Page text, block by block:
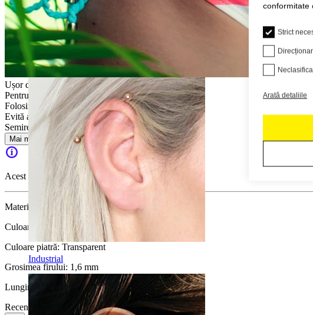
Daith
Industrial
Ușor de utilizat
Pentru majoritatea tipurilor de piele
Folosire ocazională
Evită apa
Semirezistentă
Mai multe
Acest produs nu mai este disponibil
Material:
Oțel chirurgical
Culoare:
Auriu
Culoare piatră: Transparent
Grosimea firului: 1,6 mm
Lungime:
10 mm
Recenzii produs
conformitate
Strict
Arată detaliile